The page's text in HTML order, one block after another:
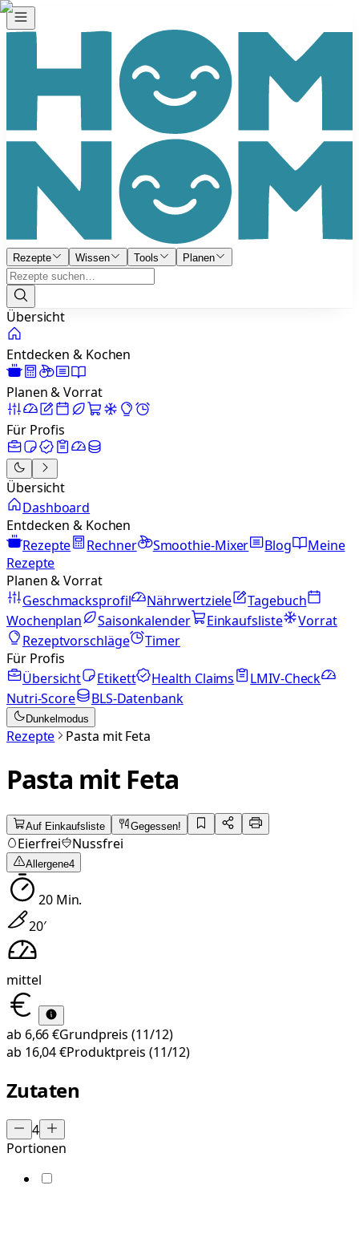
Rezepte Wissen Tools Planen
Übersicht
Entdecken & Kochen
Planen & Vorrat
Für Profis
Übersicht
Dashboard
Entdecken & Kochen
Rezepte
Rechner Smoothie-Mixer Blog
Meine
Rezepte
Planen & Vorrat
Geschmacksprofil
Nährwertziele
Tagebuch
Wochenplan
Saisonkalender Einkaufsliste
Vorrat
Rezeptvorschläge
Timer
Für Profis
Übersicht
Etikett Health Claims
LMIV-Check
Nutri-Score
BLS-Datenbank
Dunkelmodus
Rezepte Pasta mit Feta
Pasta mit Feta
Auf Einkaufsliste Gegessen!
Eierfrei Nussfrei
Allergene4
20Min.
20′
mittel
ab 6,66 €Grundpreis (11/12)
ab 16,04 €Produktpreis (11/12)
Zutaten
4
Portionen